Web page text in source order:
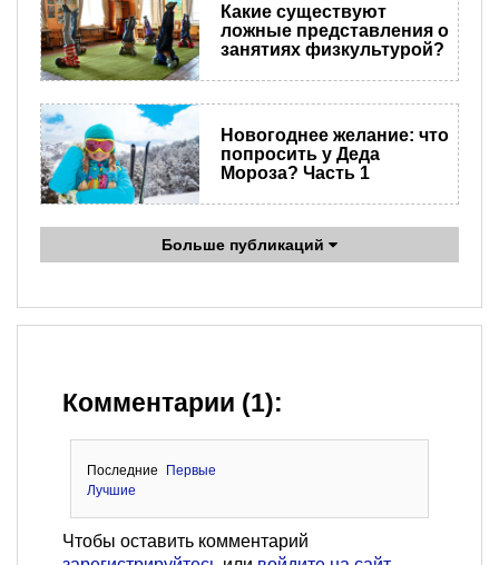
Какие существуют
ложные представления о
занятиях физкультурой?
Новогоднее желание: что
попросить у Деда
Мороза? Часть 1
Больше публикаций
Комментарии (1):
Последние
Первые
Лучшие
Чтобы оставить комментарий